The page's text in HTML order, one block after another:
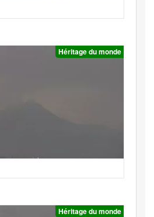
Héritage du monde
Héritage du monde